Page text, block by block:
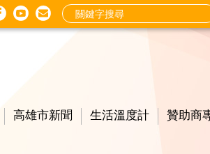
mail
高雄市新聞 生活溫度計 贊助商